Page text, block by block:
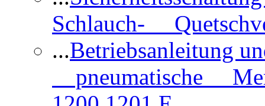
Schlauch-
...Betriebsanleitung
pneumatische